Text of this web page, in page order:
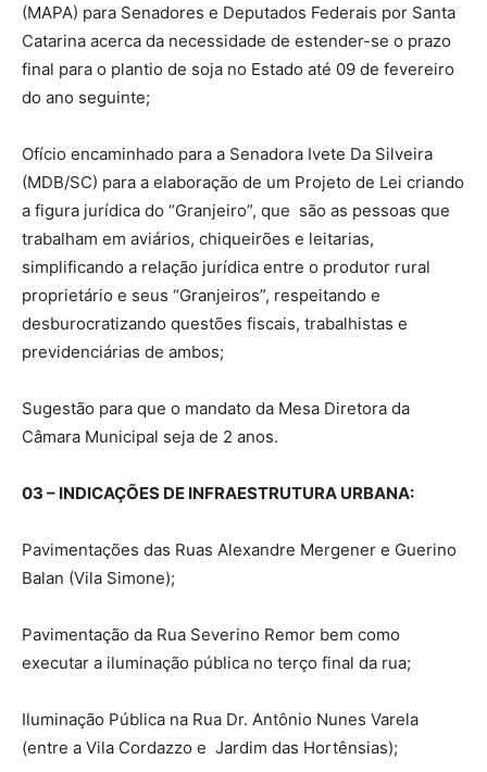
(MAPA) para Senadores e Deputados Federais por Santa
Catarina acerca da necessidade de estender-se o prazo
final para o plantio de soja no Estado até 09 de fevereiro
do ano seguinte;
Ofício encaminhado para a Senadora Ivete Da Silveira
(MDB/SC) para a elaboração de um Projeto de Lei criando
a figura jurídica do “Granjeiro”, que são as pessoas que
trabalham em aviários, chiqueirões e leitarias,
simplificando a relação jurídica entre o produtor rural
proprietário e seus “Granjeiros”, respeitando e
desburocratizando questões fiscais, trabalhistas e
previdenciárias de ambos;
Sugestão para que o mandato da Mesa Diretora da
Câmara Municipal seja de 2 anos.
03 – INDICAÇÕES DE INFRAESTRUTURA URBANA:
Pavimentações das Ruas Alexandre Mergener e Guerino
Balan (Vila Simone);
Pavimentação da Rua Severino Remor bem como
executar a iluminação pública no terço final da rua;
Iluminação Pública na Rua Dr. Antônio Nunes Varela
(entre a Vila Cordazzo e Jardim das Hortênsias);